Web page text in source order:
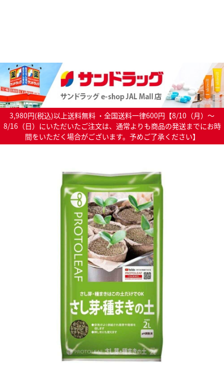
3,980円(税込)以上送料無料 ・全国送料一律600円【8/10（月）～
8/16（日）にいただいたご注文は、通常よりも商品の発送までにお時
間をいただく場合がございます。予めご了承ください】